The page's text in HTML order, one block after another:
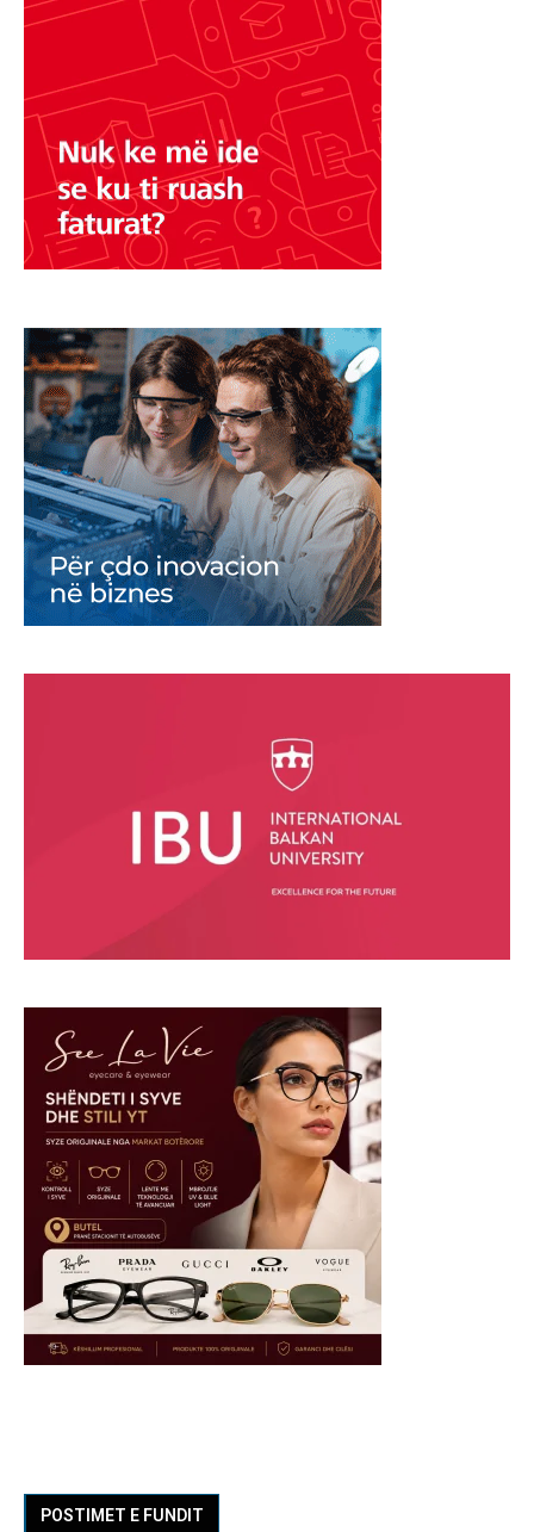
POSTIMET E FUNDIT